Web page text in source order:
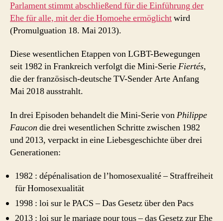
Parlament stimmt abschließend für die Einführung der
Ehe für alle, mit der die Homoehe ermöglichtwird
(Promulguation 18. Mai 2013).
Diese wesentlichen Etappen von LGBT-Bewegungen
seit 1982 in Frankreich verfolgt die Mini-SerieFiertés,
die der französisch-deutsche TV-Sender Arte Anfang
Mai 2018 ausstrahlt.
In drei Episoden behandelt die Mini-Serie vonPhilippe
Faucon die drei wesentlichen Schritte zwischen 1982
und 2013, verpackt in eine Liebesgeschichte über drei
Generationen:
1982 : dépénalisation de l’homosexualité – Straffreiheit
für Homosexualität
1998 : loi sur le PACS – Das Gesetz über den Pacs
2013 : loi sur le mariage pour tous – das Gesetz zur Ehe